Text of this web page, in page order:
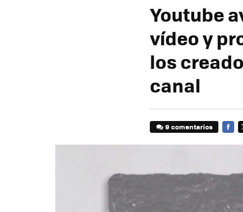
Youtube
vídeo y
los
canal
9 comentarios